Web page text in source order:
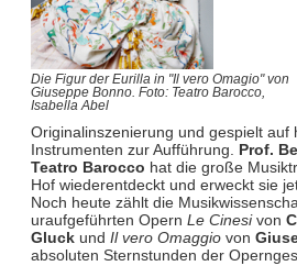
Die Figur der Eurilla in "Il vero Omagio" von
Giuseppe Bonno. Foto: Teatro Barocco,
Isabella Abel
Originalinszenierung und gespielt auf
Instrumenten zur Aufführung. Prof.
Teatro Barocco hat die große
Hof wiederentdeckt und erweckt sie
Noch heute zählt die
uraufgeführten Opern Le Cinesivon
Gluckund Il vero Omaggiovon
absoluten Sternstunden der